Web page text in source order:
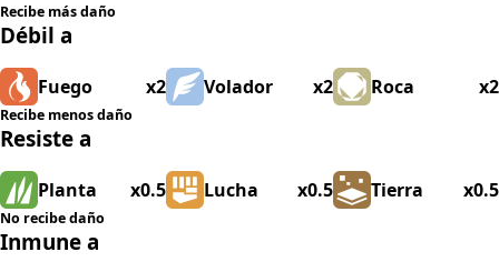
Recibe más daño
Débil a
Fuego x2 Volador x2 Roca x2
Recibe menos daño
Resiste a
Planta x0.5 Lucha x0.5 Tierra x0.5
No recibe daño
Inmune a